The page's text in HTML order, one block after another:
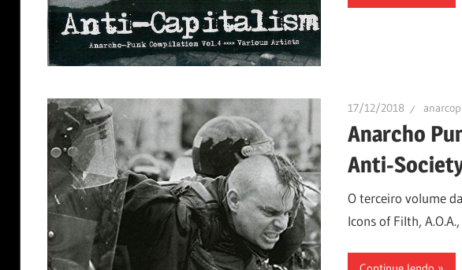
17/12/2018
Anarcho
Anti-
O terceiro volume
Icons of Filth,